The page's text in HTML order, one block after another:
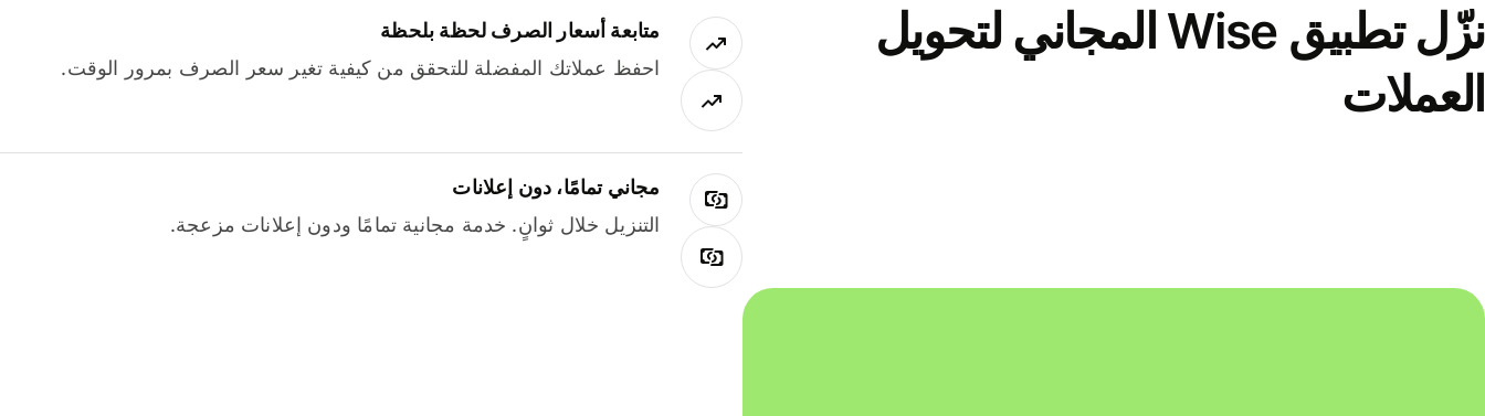
نزّل تطبيق Wise المجاني لتحويل
العملات
متابعة أسعار الصرف لحظة بلحظة
احفظ عملاتك المفضلة للتحقق من كيفية تغير سعر الصرف بمرور الوقت.
مجاني تمامًا، دون إعلانات
التنزيل خلال ثوانٍ. خدمة مجانية تمامًا ودون إعلانات مزعجة.